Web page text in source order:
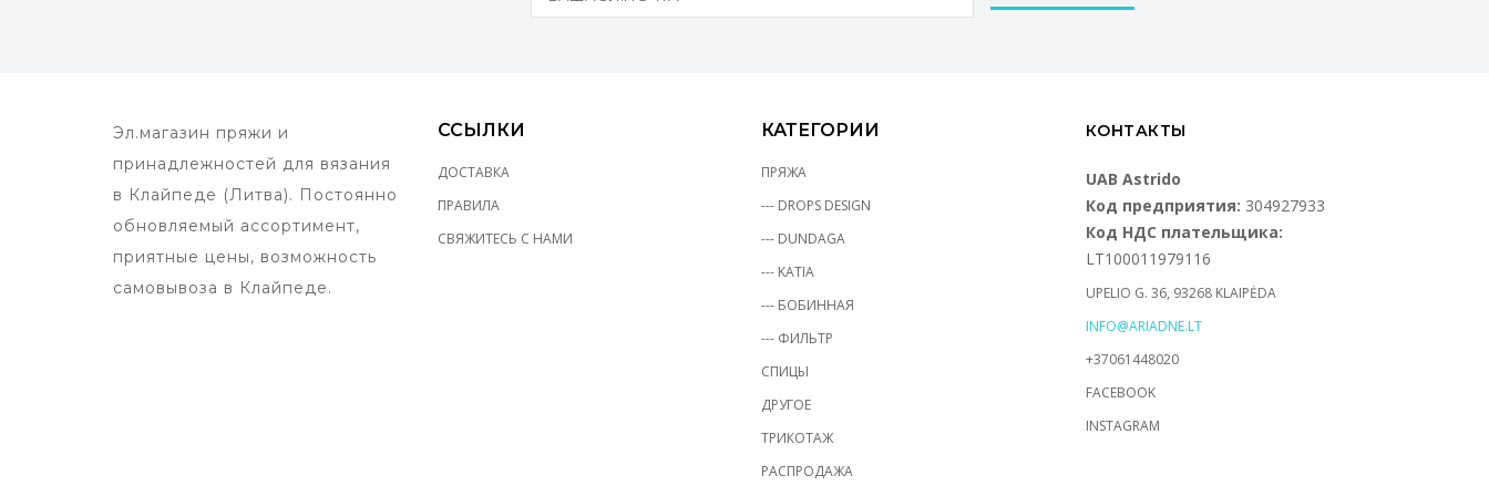
Эл.магазин пряжи и
принадлежностей для вязания
в Клайпеде (Литва). Постоянно
обновляемый ассортимент,
приятные цены, возможность
самовывоза в Клайпеде.
ССЫЛКИ
ДОСТАВКА
ПРАВИЛА
СВЯЖИТЕСЬ С НАМИ
КАТЕГОРИИ
ПРЯЖА
--- DROPS DESIGN
--- DUNDAGA
--- KATIA
--- БОБИННАЯ
--- ФИЛЬТР
СПИЦЫ
ДРУГОЕ
ТРИКОТАЖ
РАСПРОДАЖА
КОНТАКТЫ
UAB Astrido
Код предприятия: 304927933
Код НДС плательщика:
LT100011979116
UPELIO G. 36, 93268 KLAIPĖDA
INFO@ARIADNE.LT
+37061448020
FACEBOOK
INSTAGRAM